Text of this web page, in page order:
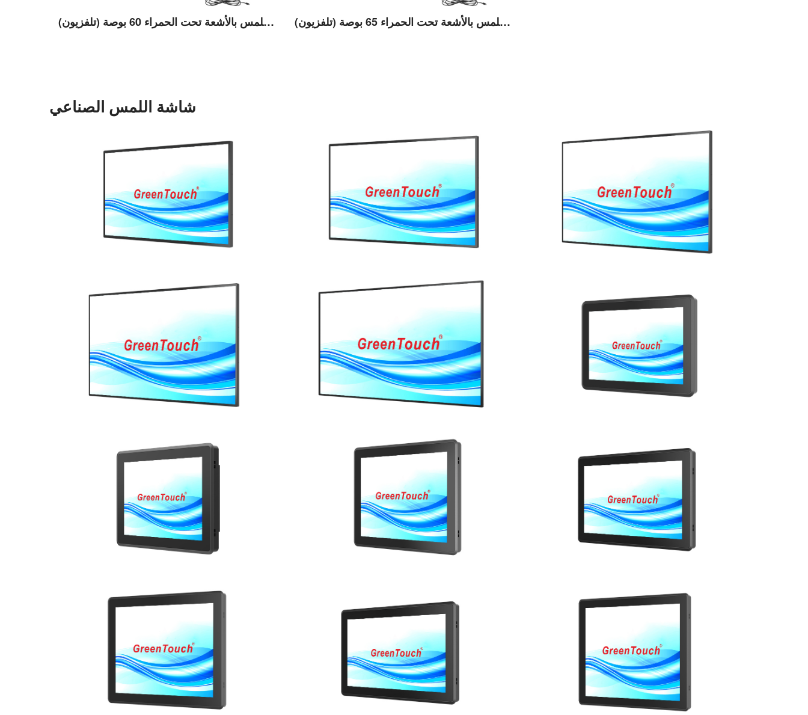
إطار يعمل باللمس بالأشعة تحت الحمراء 60 بوصة (تلفزيون) إطار يعمل باللمس بالأشعة تحت الحمراء 65 بوصة (تلفزيون)
شاشة اللمس الصناعي
عرض التفاصيل عرض التفاصيل عرض التفاصيل
عرض التفاصيل عرض التفاصيل عرض التفاصيل
عرض التفاصيل عرض التفاصيل عرض التفاصيل